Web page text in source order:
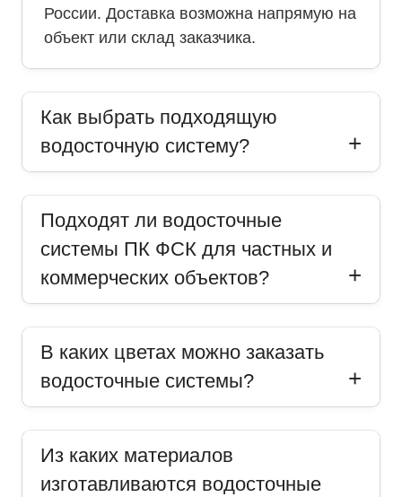
России. Доставка возможна напрямую на
объект или склад заказчика.
Как выбрать подходящую
водосточную систему?
Подходят ли водосточные
системы ПК ФСК для частных и
коммерческих объектов?
В каких цветах можно заказать
водосточные системы?
Из каких материалов
изготавливаются водосточные